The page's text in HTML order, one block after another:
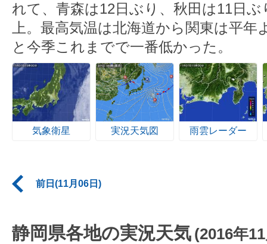
れて、青森は12日ぶり、秋田は11日
上。最高気温は北海道から関東は平年
と今季これまでで一番低かった。
気象衛星 実況天気図 雨雲レーダー
前日(11月06日)
静岡県各地の実況天気 (2016年